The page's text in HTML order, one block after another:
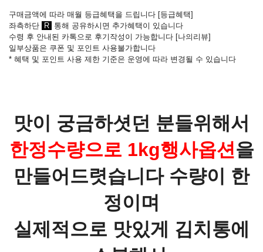
구매금액에 따라 매월 등급혜택을 드립니다 [등급혜택]
좌측하단
R 통해 공유하시면 추가혜택이 있습니다
수령 후 안내된 카톡으로 후기작성이 가능합니다 [나의리뷰]
일부상품은 쿠폰 및 포인트 사용불가합니다
* 혜택 및 포인트 사용 제한 기준은 운영에 따라 변경될 수 있습니다
맛이 궁금하셧던 분들위해서
한정수량으로 1kg행사옵션을
만들어드렷습니다 수량이 한
정이며
실제적으로 맛있게 김치통에